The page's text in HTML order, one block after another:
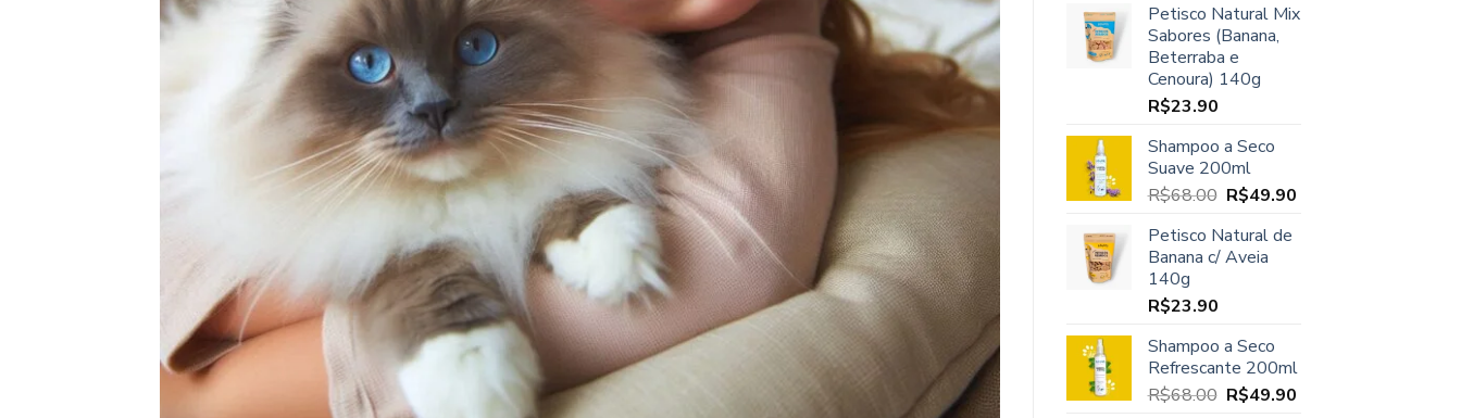
era:
R$48.90.
é:
Petisco Natural Mix
Sabores (Banana,
Beterraba e
Cenoura) 140g
R$23.90
Shampoo a Seco
Suave 200ml
R$68.00 O
original
era:
R$49.90
Petisco Natural de
Banana c/ Aveia
140g
R$23.90
Shampoo a Seco
Refrescante 200ml
R$68.00 O
R$49.90